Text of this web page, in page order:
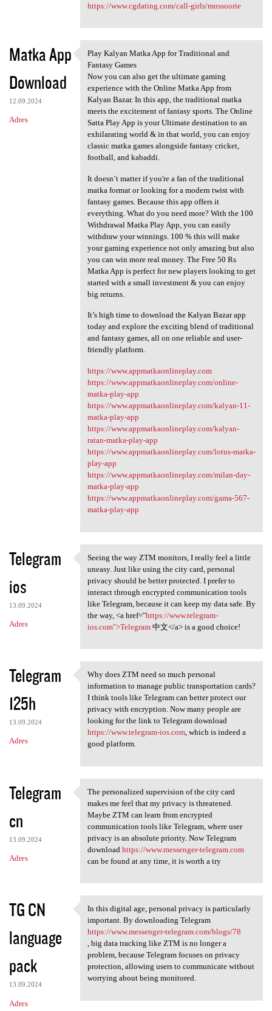
https://www.cgdating.com/call-girls/mussoorie
Matka App
Download
12.09.2024
Adres
Play Kalyan Matka App for
Play Kalyan Matka App for Traditional and
Fantasy Games
Now you can also get the ultimate gaming
experience with the Online Matka App from
Kalyan Bazar. In this app, the traditional matka
meets the excitement of fantasy sports. The Online
Satta Play App is your Ultimate destination to an
exhilarating world & in that world, you can enjoy
classic matka games alongside fantasy cricket,
football, and kabaddi.
It doesn’t matter if you're a fan of the traditional
matka format or looking for a modern twist with
fantasy games. Because this app offers it
everything. What do you need more? With the 100
Withdrawal Matka Play App, you can easily
withdraw your winnings. 100 % this will make
your gaming experience not only amazing but also
you can win more real money. The Free 50 Rs
Matka App is perfect for new players looking to get
started with a small investment & you can enjoy
big returns.
It’s high time to download the Kalyan Bazar app
today and explore the exciting blend of traditional
and fantasy games, all on one reliable and user-
friendly platform.
https://www.appmatkaonlineplay.com
https://www.appmatkaonlineplay.com/online-
matka-play-app
https://www.appmatkaonlineplay.com/kalyan-11-
matka-play-app
https://www.appmatkaonlineplay.com/kalyan-
ratan-matka-play-app
https://www.appmatkaonlineplay.com/lotus-matka-
play-app
https://www.appmatkaonlineplay.com/milan-day-
matka-play-app
https://www.appmatkaonlineplay.com/gama-567-
matka-play-app
Telegram
ios
13.09.2024
Adres
Seeing the way ZTM monitors,
Seeing the way ZTM monitors, I really feel a little
uneasy. Just like using the city card, personal
privacy should be better protected. I prefer to
interact through encrypted communication tools
like Telegram, because it can keep my data safe. By
the way, <a href="https://www.telegram-
ios.com">Telegram中文</a> is a good choice!
Telegram
125h
13.09.2024
Adres
Why does ZTM need so much
Why does ZTM need so much personal
information to manage public transportation cards?
I think tools like Telegram can better protect our
privacy with encryption. Now many people are
looking for the link to Telegram download
https://www.telegram-ios.com, which is indeed a
good platform.
Telegram
cn
13.09.2024
Adres
The personalized supervision
The personalized supervision of the city card
makes me feel that my privacy is threatened.
Maybe ZTM can learn from encrypted
communication tools like Telegram, where user
privacy is an absolute priority. Now Telegram
download https://www.messenger-telegram.com
can be found at any time, it is worth a try
TG CN
language
pack
13.09.2024
Adres
In this digital age, personal
In this digital age, personal privacy is particularly
important. By downloading Telegram
https://www.messenger-telegram.com/blogs/78
, big data tracking like ZTM is no longer a
problem, because Telegram focuses on privacy
protection, allowing users to communicate without
worrying about being monitored.